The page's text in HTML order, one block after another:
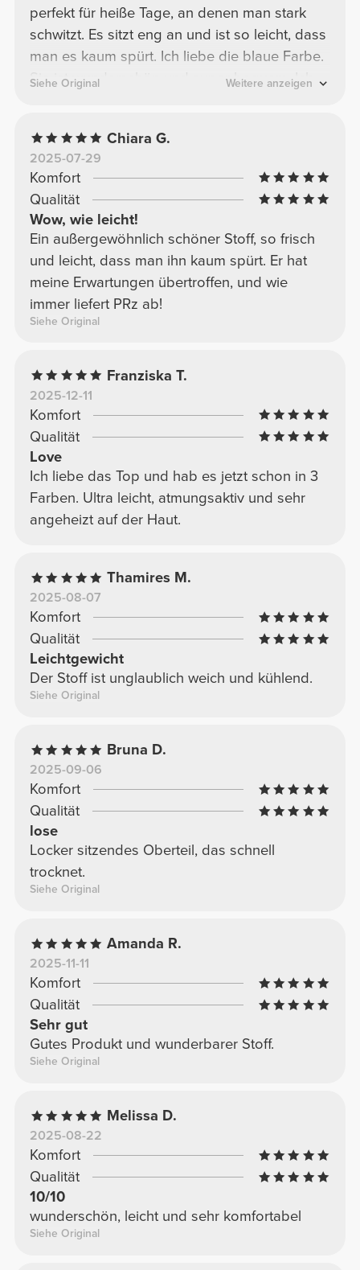
perfekt für heiße Tage, an denen man stark
schwitzt. Es sitzt eng an und ist so leicht, dass
man es kaum spürt. Ich liebe die blaue Farbe.
Sie ist wunderschön und super bequem. Ich
jeden Cent wert.
Siehe Original Weitere anzeigen
Chiara G.
2025-07-29
Komfort
Qualität
Wow, wie leicht!
Ein außergewöhnlich schöner Stoff, so frisch
und leicht, dass man ihn kaum spürt. Er hat
meine Erwartungen übertroffen, und wie
immer liefert PRz ab!
Siehe Original
Franziska T.
2025-12-11
Komfort
Qualität
Love
Ich liebe das Top und hab es jetzt schon in 3
Farben. Ultra leicht, atmungsaktiv und sehr
angeheizt auf der Haut.
Thamires M.
2025-08-07
Komfort
Qualität
Leichtgewicht
Der Stoff ist unglaublich weich und kühlend.
Siehe Original
Bruna D.
2025-09-06
Komfort
Qualität
lose
Locker sitzendes Oberteil, das schnell
trocknet.
Siehe Original
Amanda R.
2025-11-11
Komfort
Qualität
Sehr gut
Gutes Produkt und wunderbarer Stoff.
Siehe Original
Melissa D.
2025-08-22
Komfort
Qualität
10/10
wunderschön, leicht und sehr komfortabel
Siehe Original